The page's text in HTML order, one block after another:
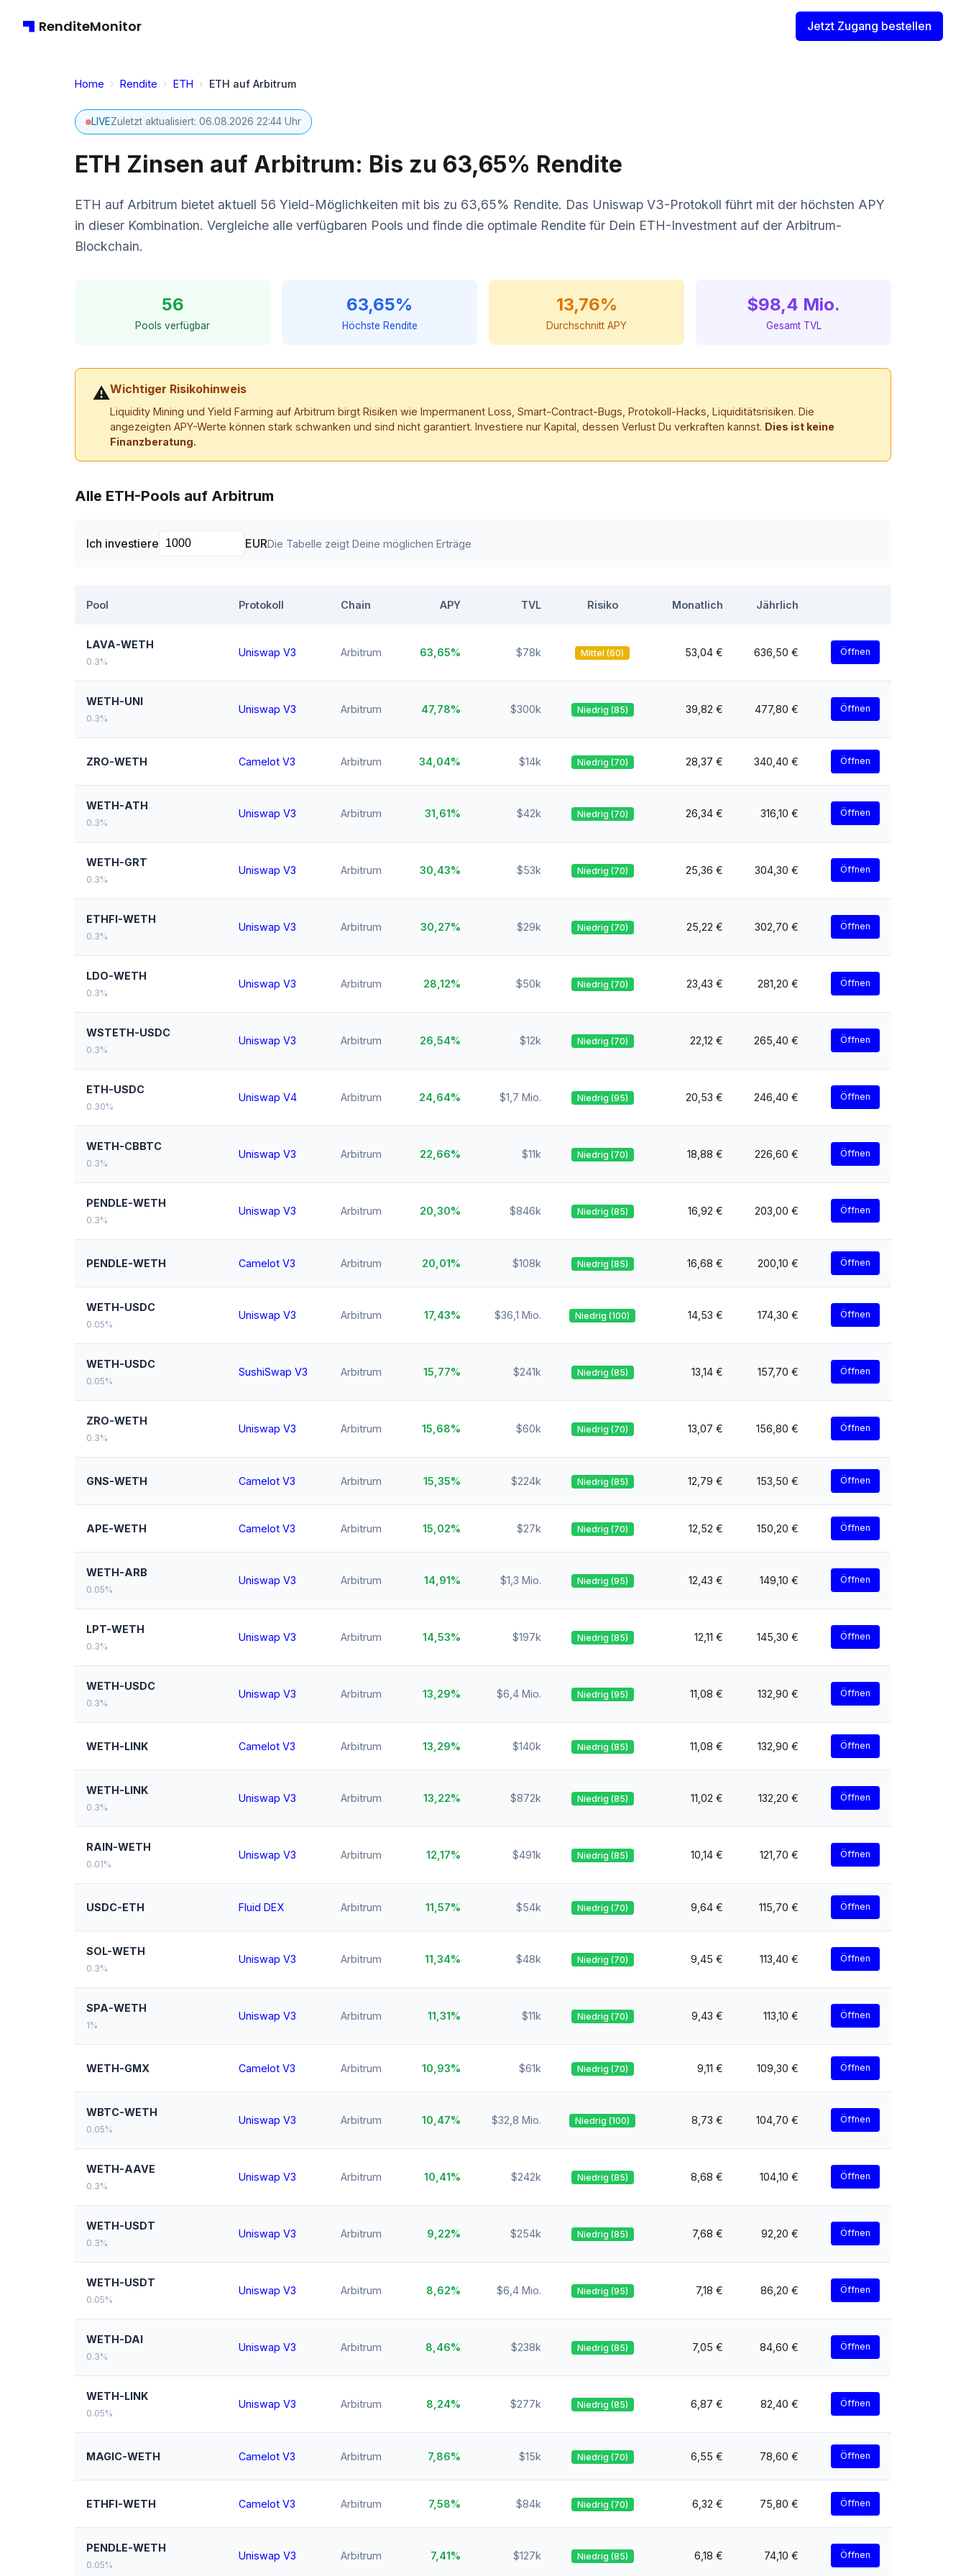
RenditeMonitor Jetzt Zugang bestellen
Home › Rendite › ETH › ETH auf Arbitrum
LIVEZuletzt aktualisiert: 06.08.2026 22:44 Uhr
ETH Zinsen auf Arbitrum: Bis zu 63,65% Rendite
ETH auf Arbitrum bietet aktuell 56 Yield-Möglichkeiten mit bis zu 63,65% Rendite. Das Uniswap V3-Protokoll führt mit der höchsten APY
in dieser Kombination. Vergleiche alle verfügbaren Pools und finde die optimale Rendite für Dein ETH-Investment auf der Arbitrum-
Blockchain.
56
Pools verfügbar
63,65%
Höchste Rendite
13,76%
Durchschnitt APY
$98,4 Mio.
Gesamt TVL
⚠Wichtiger Risikohinweis
Liquidity Mining und Yield Farming auf Arbitrum birgt Risiken wie Impermanent Loss, Smart-Contract-Bugs, Protokoll-Hacks, Liquiditätsrisiken. Die
angezeigten APY-Werte können stark schwanken und sind nicht garantiert. Investiere nur Kapital, dessen Verlust Du verkraften kannst. Dies ist keine
Finanzberatung.
Alle ETH-Pools auf Arbitrum
Ich investiere EURDie Tabelle zeigt Deine möglichen Erträge
Pool Protokoll Chain APY TVL Risiko Monatlich Jährlich
LAVA-WETH
0.3%
Uniswap V3 Arbitrum 63,65% $78k Mittel (60) 53,04 € 636,50 € Öffnen
WETH-UNI
0.3%
Uniswap V3 Arbitrum 47,78% $300k Niedrig (85) 39,82 € 477,80 € Öffnen
ZRO-WETH Camelot V3 Arbitrum 34,04% $14k Niedrig (70) 28,37 € 340,40 € Öffnen
WETH-ATH
0.3%
Uniswap V3 Arbitrum 31,61% $42k Niedrig (70) 26,34 € 316,10 € Öffnen
WETH-GRT
0.3%
Uniswap V3 Arbitrum 30,43% $53k Niedrig (70) 25,36 € 304,30 € Öffnen
ETHFI-WETH
0.3%
Uniswap V3 Arbitrum 30,27% $29k Niedrig (70) 25,22 € 302,70 € Öffnen
LDO-WETH
0.3%
Uniswap V3 Arbitrum 28,12% $50k Niedrig (70) 23,43 € 281,20 € Öffnen
WSTETH-USDC
0.3%
Uniswap V3 Arbitrum 26,54% $12k Niedrig (70) 22,12 € 265,40 € Öffnen
ETH-USDC
0.30%
Uniswap V4 Arbitrum 24,64% $1,7 Mio. Niedrig (95) 20,53 € 246,40 € Öffnen
WETH-CBBTC
0.3%
Uniswap V3 Arbitrum 22,66% $11k Niedrig (70) 18,88 € 226,60 € Öffnen
PENDLE-WETH
0.3%
Uniswap V3 Arbitrum 20,30% $846k Niedrig (85) 16,92 € 203,00 € Öffnen
PENDLE-WETH Camelot V3 Arbitrum 20,01% $108k Niedrig (85) 16,68 € 200,10 € Öffnen
WETH-USDC
0.05%
Uniswap V3 Arbitrum 17,43% $36,1 Mio. Niedrig (100) 14,53 € 174,30 € Öffnen
WETH-USDC
0.05%
SushiSwap V3 Arbitrum 15,77% $241k Niedrig (85) 13,14 € 157,70 € Öffnen
ZRO-WETH
0.3%
Uniswap V3 Arbitrum 15,68% $60k Niedrig (70) 13,07 € 156,80 € Öffnen
GNS-WETH Camelot V3 Arbitrum 15,35% $224k Niedrig (85) 12,79 € 153,50 € Öffnen
APE-WETH Camelot V3 Arbitrum 15,02% $27k Niedrig (70) 12,52 € 150,20 € Öffnen
WETH-ARB
0.05%
Uniswap V3 Arbitrum 14,91% $1,3 Mio. Niedrig (95) 12,43 € 149,10 € Öffnen
LPT-WETH
0.3%
Uniswap V3 Arbitrum 14,53% $197k Niedrig (85) 12,11 € 145,30 € Öffnen
WETH-USDC
0.3%
Uniswap V3 Arbitrum 13,29% $6,4 Mio. Niedrig (95) 11,08 € 132,90 € Öffnen
WETH-LINK Camelot V3 Arbitrum 13,29% $140k Niedrig (85) 11,08 € 132,90 € Öffnen
WETH-LINK
0.3%
Uniswap V3 Arbitrum 13,22% $872k Niedrig (85) 11,02 € 132,20 € Öffnen
RAIN-WETH
0.01%
Uniswap V3 Arbitrum 12,17% $491k Niedrig (85) 10,14 € 121,70 € Öffnen
USDC-ETH Fluid DEX Arbitrum 11,57% $54k Niedrig (70) 9,64 € 115,70 € Öffnen
SOL-WETH
0.3%
Uniswap V3 Arbitrum 11,34% $48k Niedrig (70) 9,45 € 113,40 € Öffnen
SPA-WETH
1%
Uniswap V3 Arbitrum 11,31% $11k Niedrig (70) 9,43 € 113,10 € Öffnen
WETH-GMX Camelot V3 Arbitrum 10,93% $61k Niedrig (70) 9,11 € 109,30 € Öffnen
WBTC-WETH
0.05%
Uniswap V3 Arbitrum 10,47% $32,8 Mio. Niedrig (100) 8,73 € 104,70 € Öffnen
WETH-AAVE
0.3%
Uniswap V3 Arbitrum 10,41% $242k Niedrig (85) 8,68 € 104,10 € Öffnen
WETH-USDT
0.3%
Uniswap V3 Arbitrum 9,22% $254k Niedrig (85) 7,68 € 92,20 € Öffnen
WETH-USDT
0.05%
Uniswap V3 Arbitrum 8,62% $6,4 Mio. Niedrig (95) 7,18 € 86,20 € Öffnen
WETH-DAI
0.3%
Uniswap V3 Arbitrum 8,46% $238k Niedrig (85) 7,05 € 84,60 € Öffnen
WETH-LINK
0.05%
Uniswap V3 Arbitrum 8,24% $277k Niedrig (85) 6,87 € 82,40 € Öffnen
MAGIC-WETH Camelot V3 Arbitrum 7,86% $15k Niedrig (70) 6,55 € 78,60 € Öffnen
ETHFI-WETH Camelot V3 Arbitrum 7,58% $84k Niedrig (70) 6,32 € 75,80 € Öffnen
PENDLE-WETH
0.05%
Uniswap V3 Arbitrum 7,41% $127k Niedrig (85) 6,18 € 74,10 € Öffnen